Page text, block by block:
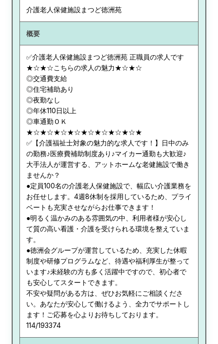
介護老人保健施設まつど徳洲苑
概要
✅介護老人保健施設まつど徳洲苑 正職員の求人です
★☆★☆こちらの求人の魅力★☆★☆
◎交通費支給
◎住宅補助あり
◎夜勤なし
◎年休110日以上
◎車通勤ＯＫ
★☆★☆★☆★☆★☆★☆★☆★☆★
✅【介護福祉士対象の魅力的な求人です！】日中のみ
の勤務♪医療費補助制度あり♪マイカー通勤も大歓迎♪
大手法人が運営する、アットホームな老健施設で働き
ませんか？
●定員100名の介護老人保健施設で、幅広い介護業務を
お任せします。4週8休制を採用しているため、プライ
ベートも充実させながらお仕事できます！
●明るく温かみのある雰囲気の中、利用者様が安心し
て質の高い看護・介護を受けられる環境を整えていま
す。
●徳洲会グループが運営しているため、充実した休暇
制度や研修プログラムなど、待遇や福利厚生が整って
います♪未経験の方も多く活躍中ですので、初心者で
も安心してスタートできます。
不安や疑問がある方は、ぜひお気軽にご相談くださ
い。あなたが安心して働けるよう、全力でサポートし
ます！ご応募を心よりお待ちしております。
114/193374